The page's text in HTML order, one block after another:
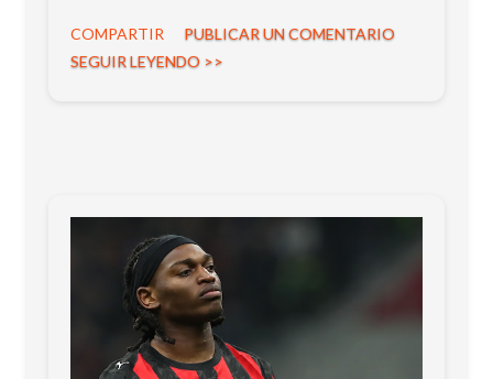
peso en el equipo y su rendimiento reciente.
COMPARTIR
PUBLICAR UN COMENTARIO
SEGUIR LEYENDO >>